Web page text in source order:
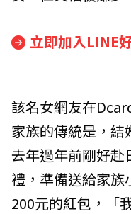
立即加入LINE
該名女網友在
家族的傳統是，
去年過年前剛好赴
禮，準備送給家族
200元的紅包，「